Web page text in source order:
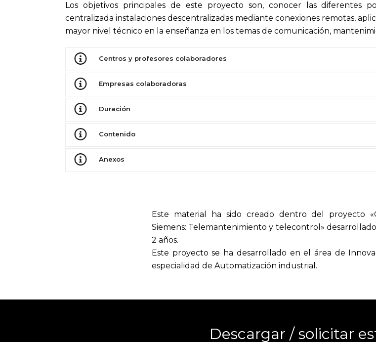
Los objetivos principales de este proyecto son, conocer las diferentes
centralizada instalaciones descentralizadas mediante conexiones remotas,
mayor nivel técnico en la enseñanza en los temas de comunicación,
Centros y profesores colaboradores
Empresas colaboradoras
Duración
Contenido
Anexos
Este material ha sido creado dentro del proyecto
Siemens: Telemantenimiento y telecontrol»
2 años.
Este proyecto se ha desarrollado en el área de
especialidad de Automatización industrial.
Descargar / solicitar